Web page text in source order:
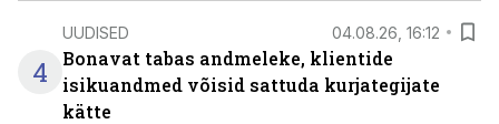
4
UUDISED 04.08.26, 16:12
Bonavat tabas andmeleke, klientide
isikuandmed võisid sattuda kurjategijate
kätte